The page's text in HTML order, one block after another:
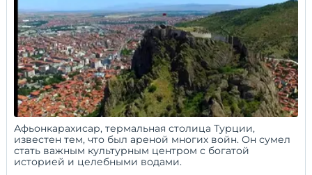
Афьонкарахисар, термальная столица Турции,
известен тем, что был ареной многих войн. Он сумел
стать важным культурным центром с богатой
историей и целебными водами.